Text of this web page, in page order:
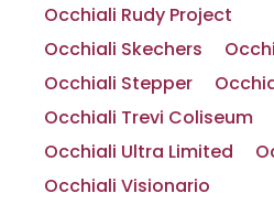
Occhiali Rudy Project
Occhiali Skechers
Occhiali Stepper
Occhiali Trevi Coliseum
Occhiali Ultra Limited
Occhiali Visionario